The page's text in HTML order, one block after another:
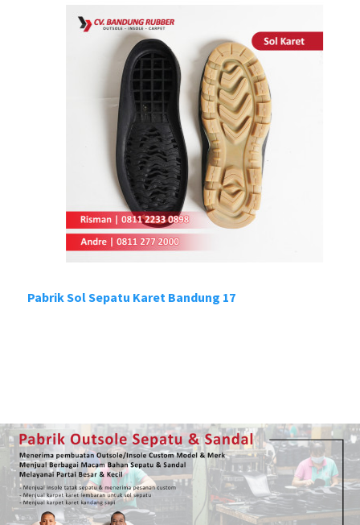
Pabrik Sol Sepatu Karet Bandung 17